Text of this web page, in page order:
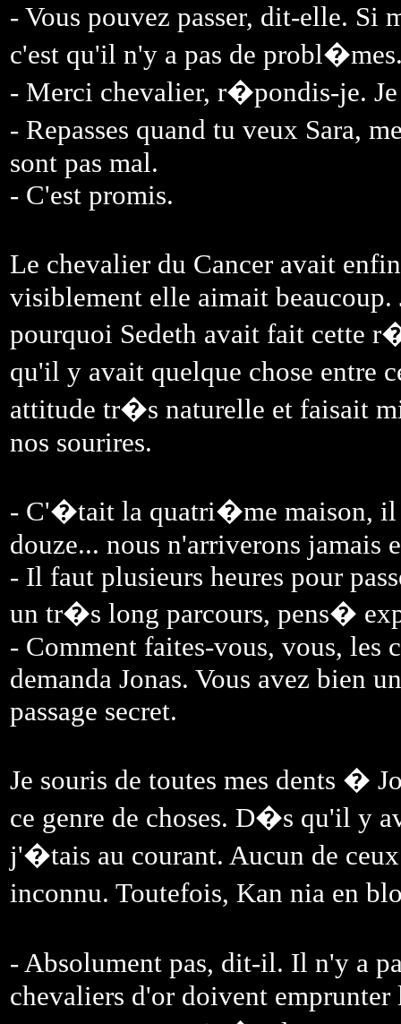
- Vous pouvez passer, dit-elle.
c'est qu'il n'y a pas de
- Merci chevalier, r�pondis-je.
- Repasses quand tu veux Sara,
sont pas mal.
- C'est promis.
Le chevalier du Cancer avait
visiblement elle aimait
pourquoi Sedeth avait fait
qu'il y avait quelque chose entre
attitude tr�s naturelle et faisait
nos sourires.
- C'�tait la quatri�me maison, il
douze... nous n'arriverons jamais
- Il faut plusieurs heures pour
un tr�s long parcours, pens�
- Comment faites-vous, vous, les
demanda Jonas. Vous avez bien
passage secret.
Je souris de toutes mes dents �
ce genre de choses. D�s qu'il y
j'�tais au courant. Aucun de
inconnu. Toutefois, Kan nia en
- Absolument pas, dit-il. Il n'y a
chevaliers d'or doivent